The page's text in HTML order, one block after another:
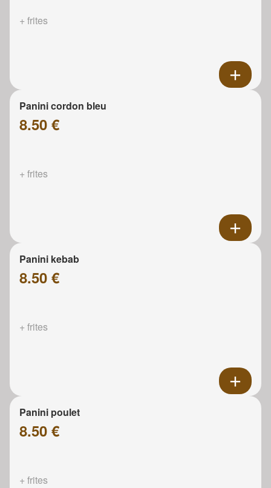
+ frites
Panini cordon bleu
8.50 €
+ frites
Panini kebab
8.50 €
+ frites
Panini poulet
8.50 €
+ frites